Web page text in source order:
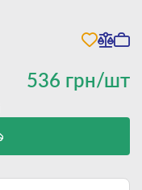
536 грн/шт